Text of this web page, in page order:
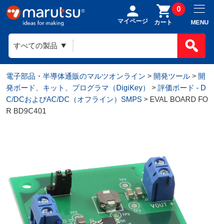
マイページ カート
0
MENU
電子部品・半導体通販のマルツオンライン > 開発ツール > 開
発ボード、キット、プログラマ（DigiKey）
> 評価ボード - D
C/DCおよびAC/DC（オフライン）SMPS > EVAL BOARD FO
R BD9C401